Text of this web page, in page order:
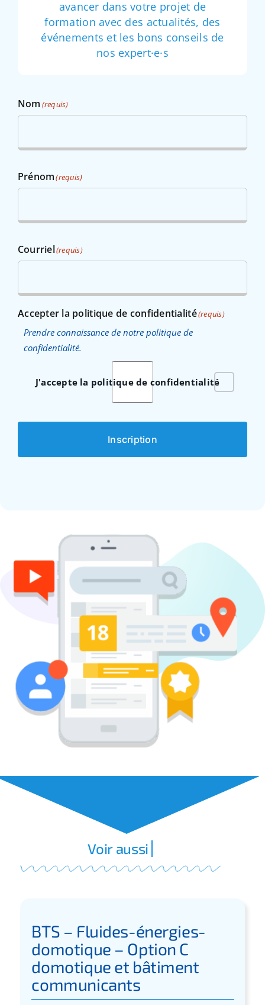
avancer dans votre projet de
formation avec des actualités, des
événements et les bons conseils de
nos expert·e·s
Nom (requis)
Prénom(requis)
Courriel(requis)
Accepter la politique de confidentialité(requis)
Prendre connaissance de notre politique de
confidentialité.
J'accepte la politique de confidentialité
Inscription
BTS – Fluides-énergies-
domotique – Option C
domotique et bâtiment
communicants